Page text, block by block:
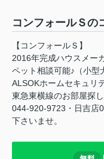
コンフォールＳの
【コンフォールＳ】
2016年完成ハウスメー
ペット相談可能♪（小型
ALSOKホームセキュリ
東急東横線のお部屋探
044-920-9723・日吉店
下さいませ。